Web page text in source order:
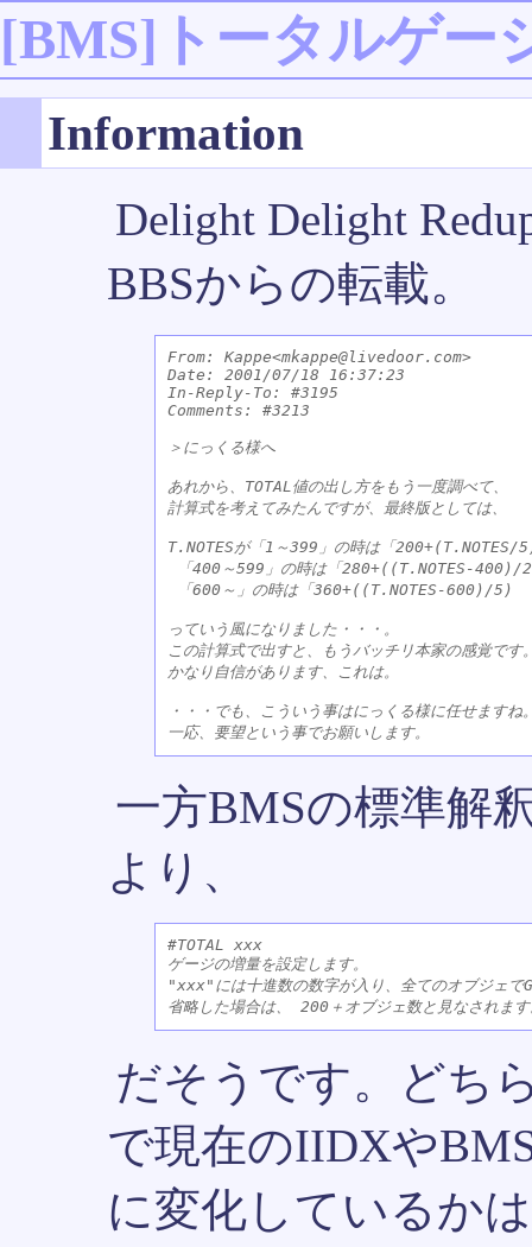
[BMS]トータルゲー
Information
Delight Delight
BBSからの転載。
From: Kappe<mkappe@livedoor.com>
Date: 2001/07/18 16:37:23
In-Reply-To: #3195
Comments: #3213
＞にっくる様へ
あれから、TOTAL値の出し方をもう一度調べて、
計算式を考えてみたんですが、最終版としては、
T.NOTESが「1～399」の時は「200+(T.NOTES/
「400～599」の時は「280+((T.NOTES-
「600～」の時は「360+((T.NOTES-600)/5)
っていう風になりました・・・。
この計算式で出すと、もうバッチリ本家の感覚です
かなり自信があります、これは。
・・・でも、こういう事はにっくる様に任せますね
一方BMSの標準解
より、
#TOTAL xxx
ゲージの増量を設定します。
"xxx"には十進数の数字が入り、全てのオブジェ
だそうです。どち
で現在のIIDXや
に変化しているか